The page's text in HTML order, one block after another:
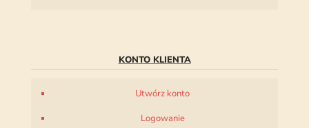
KONTO KLIENTA
Utwórz konto
Logowanie